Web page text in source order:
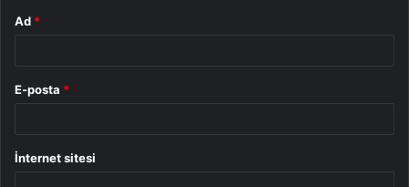
Ad *
E-posta *
İnternet sitesi